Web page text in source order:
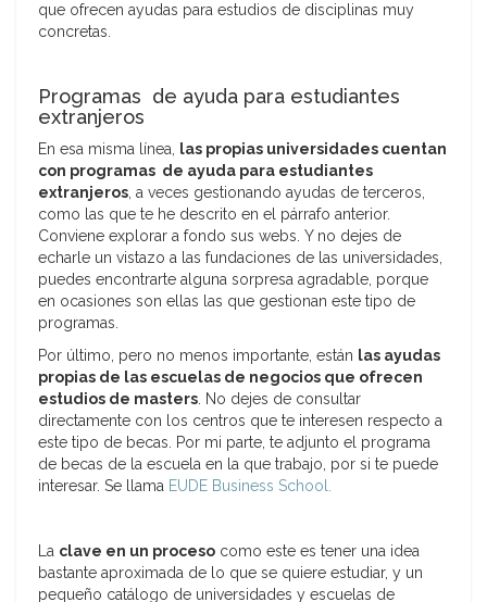
que ofrecen ayudas para estudios de disciplinas muy
concretas.
Programas de ayuda para estudiantes
extranjeros
En esa misma línea,
las propias universidades cuentan
con programas de ayuda para estudiantes
extranjeros , a veces gestionando ayudas de terceros,
como las que te he descrito en el párrafo anterior.
Conviene explorar a fondo sus webs. Y no dejes de
echarle un vistazo a las fundaciones de las universidades,
puedes encontrarte alguna sorpresa agradable, porque
en ocasiones son ellas las que gestionan este tipo de
programas.
Por último, pero no menos importante, están las ayudas
propias de las escuelas de negocios que ofrecen
estudios de masters . No dejes de consultar
directamente con los centros que te interesen respecto a
este tipo de becas. Por mi parte, te adjunto el programa
de becas de la escuela en la que trabajo, por si te puede
interesar. Se llama EUDE Business School.
La clave en un proceso como este es tener una idea
bastante aproximada de lo que se quiere estudiar, y un
pequeño catálogo de universidades y escuelas de